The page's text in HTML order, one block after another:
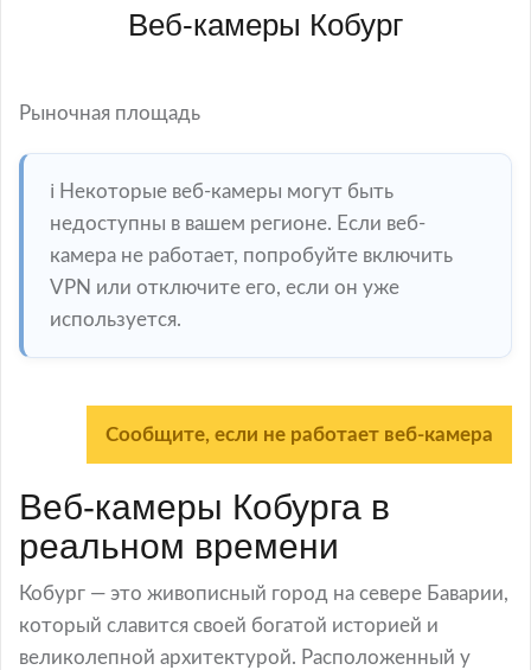
Веб-камеры Кобург
Рыночная площадь
ℹ️ Некоторые веб-камеры могут быть
недоступны в вашем регионе. Если веб-
камера не работает, попробуйте включить
VPN или отключите его, если он уже
используется.
Сообщите, если не работает веб-камера
Веб-камеры Кобурга в
реальном времени
Кобург — это живописный город на севере Баварии,
который славится своей богатой историей и
великолепной архитектурой. Расположенный у